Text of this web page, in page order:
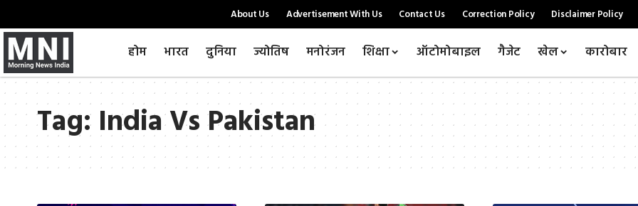
About Us Advertisement With Us Contact Us Correction Policy Disclaimer Policy
होम भारत दुनिया ज्योतिष मनोरंजन शिक्षा ऑटोमोबाइल गैजेट खेल कारोबार
Tag: India Vs Pakistan